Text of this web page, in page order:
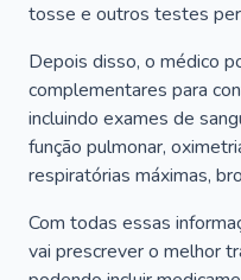
tosse e outros testes
Depois disso, o médico
complementares para
incluindo exames de
função pulmonar,
respiratórias máximas,
Com todas essas
vai prescrever o melhor